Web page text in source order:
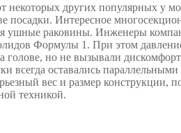
других популярных у
посадки. Интересное
ушные раковины. Инженеры
Формулы 1. При этом
но не вызывали
всегда оставались
вес и размер конструкции,
техникой.